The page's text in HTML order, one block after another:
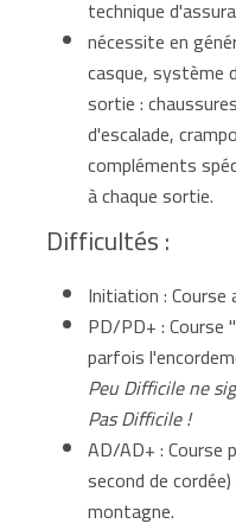
technique
nécessite en
casque, système
sortie :
d'escalade,
compléments
à chaque sortie.
Difficultés :
Initiation :
PD/PD+ : Course "
parfois
Peu Difficile ne
Pas Difficile !
AD/AD+ : Course
second de
montagne.